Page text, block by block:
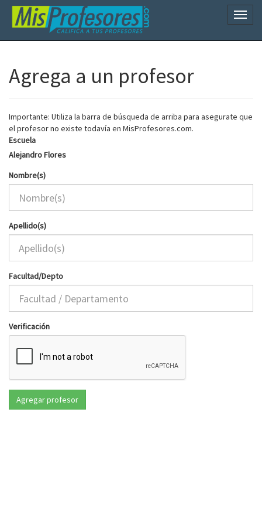
Agrega a un profesor
Importante: Utiliza la barra de búsqueda de arriba para asegurate que
el profesor no existe todavía en MisProfesores.com.
Escuela
Alejandro Flores
Nombre(s)
Apellido(s)
Facultad/Depto
Verificación